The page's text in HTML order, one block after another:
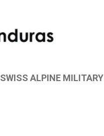
SWISS ALPINE MILITARY